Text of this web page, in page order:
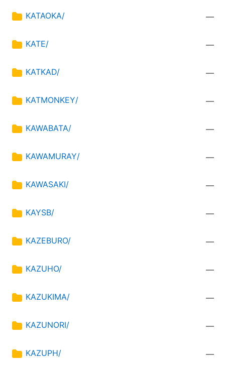
KATAOKA/ —
KATE/ —
KATKAD/ —
KATMONKEY/ —
KAWABATA/ —
KAWAMURAY/ —
KAWASAKI/ —
KAYSB/ —
KAZEBURO/ —
KAZUHO/ —
KAZUKIMA/ —
KAZUNORI/ —
KAZUPH/ —